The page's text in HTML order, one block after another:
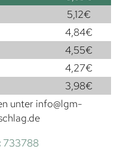
5,12€
4,84€
4,55€
4,27€
3,98€
unter info@lgm-
733788